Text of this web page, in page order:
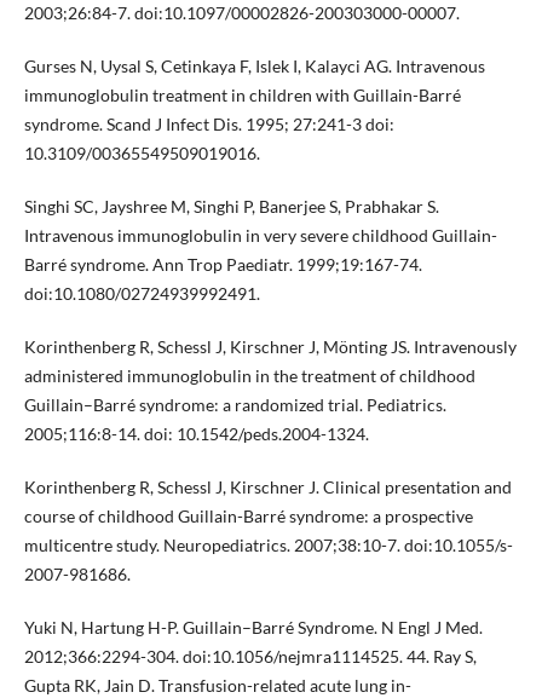
2003;26:84-7. doi:10.1097/00002826-200303000-00007.
Gurses N, Uysal S, Cetinkaya F, Islek I, Kalayci AG. Intravenous
immunoglobulin treatment in children with Guillain-Barré
syndrome. Scand J Infect Dis. 1995; 27:241-3 doi:
10.3109/00365549509019016.
Singhi SC, Jayshree M, Singhi P, Banerjee S, Prabhakar S.
Intravenous immunoglobulin in very severe childhood Guillain-
Barré syndrome. Ann Trop Paediatr. 1999;19:167-74.
doi:10.1080/02724939992491.
Korinthenberg R, Schessl J, Kirschner J, Mönting JS. Intravenously
administered immunoglobulin in the treatment of childhood
Guillain–Barré syndrome: a randomized trial. Pediatrics.
2005;116:8-14. doi: 10.1542/peds.2004-1324.
Korinthenberg R, Schessl J, Kirschner J. Clinical presentation and
course of childhood Guillain-Barré syndrome: a prospective
multicentre study. Neuropediatrics. 2007;38:10-7. doi:10.1055/s-
2007-981686.
Yuki N, Hartung H-P. Guillain–Barré Syndrome. N Engl J Med.
2012;366:2294-304. doi:10.1056/nejmra1114525. 44. Ray S,
Gupta RK, Jain D. Transfusion-related acute lung in-